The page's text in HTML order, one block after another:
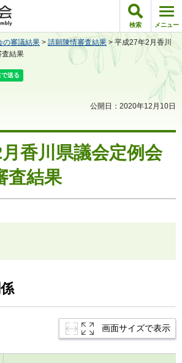
検索 メニュー
の審議結果 > 請願陳情審査結果 > 平成27年2月香川
結果
公開日：2020年12月10日
香川県議会定例会
査結果
画面サイズで表示